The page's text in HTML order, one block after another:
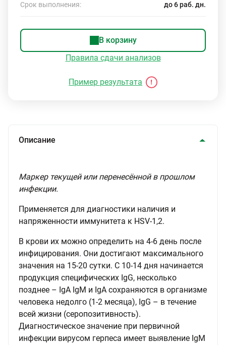
Срок выполнения: до 6 раб. дн.
В корзину
Правила сдачи анализов
Пример результата
Описание
Маркер текущей или перенесённой в прошлом
инфекции.
Применяется для диагностики наличия и
напряженности иммунитета к HSV-1,2.
В крови их можно определить на 4-6 день после
инфицирования. Они достигают максимального
значения на 15-20 сутки. С 10-14 дня начинается
продукция специфических IgG, несколько
позднее – IgA IgM и IgA сохраняются в организме
человека недолго (1-2 месяца), IgG – в течение
всей жизни (серопозитивность).
Диагностическое значение при первичной
инфекции вирусом герпеса имеет выявление IgM